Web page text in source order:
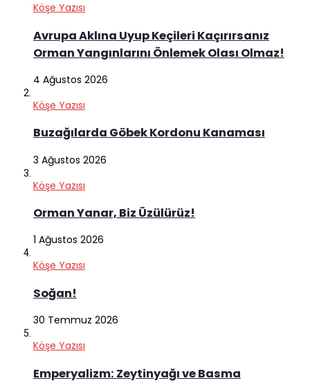
Köşe Yazısı
Avrupa Aklına Uyup Keçileri Kaçırırsanız
Orman Yangınlarını Önlemek Olası Olmaz!
4 Ağustos 2026
Köşe Yazısı
Buzağılarda Göbek Kordonu Kanaması
3 Ağustos 2026
Köşe Yazısı
Orman Yanar, Biz Üzülürüz!
1 Ağustos 2026
Köşe Yazısı
Soğan!
30 Temmuz 2026
Köşe Yazısı
Emperyalizm: Zeytinyağı ve Basma